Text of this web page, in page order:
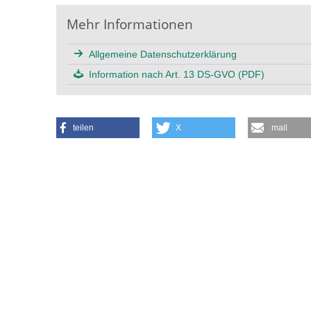
Mehr Informationen
Allgemeine Datenschutzerklärung
Information nach Art. 13 DS-GVO (PDF)
teilen X mail